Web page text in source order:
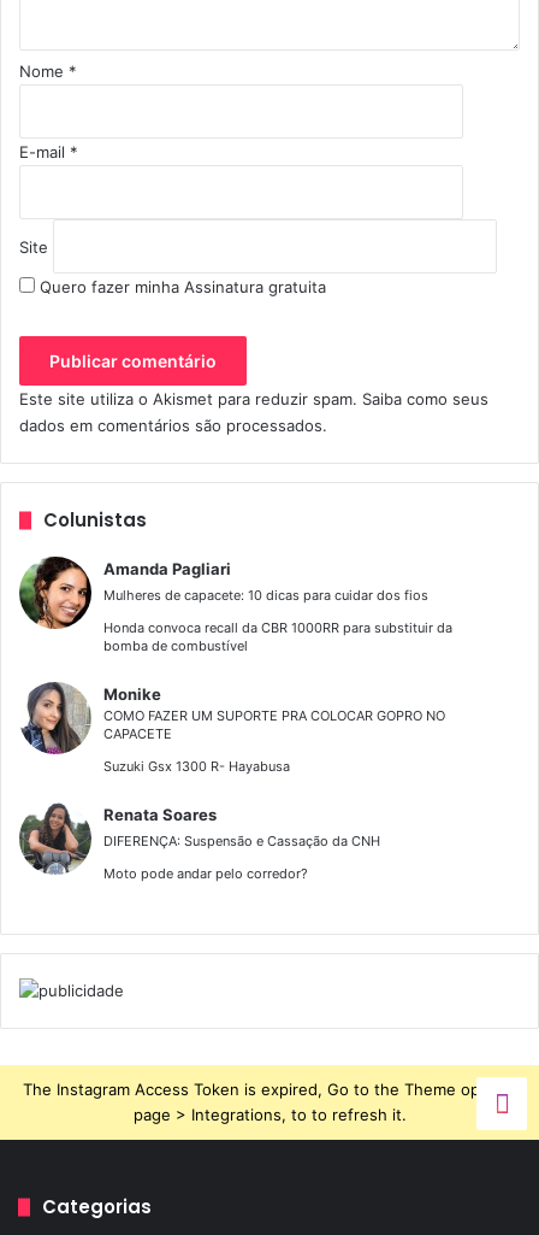
o
*
Nome *
E-mail *
Site
Quero fazer minha Assinatura gratuita
Este site utiliza o Akismet para reduzir spam. Saiba como seus
dados em comentários são processados.
Colunistas
Amanda Pagliari
Mulheres de capacete: 10 dicas para cuidar dos fios
Honda convoca recall da CBR 1000RR para substituir da
bomba de combustível
Monike
COMO FAZER UM SUPORTE PRA COLOCAR GOPRO NO
CAPACETE
Suzuki Gsx 1300 R- Hayabusa
Renata Soares
DIFERENÇA: Suspensão e Cassação da CNH
Moto pode andar pelo corredor?
The Instagram Access Token is expired, Go to the Theme options
page > Integrations, to to refresh it.
Categorias